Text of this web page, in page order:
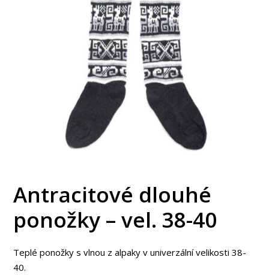
Antracitové dlouhé
ponožky – vel. 38-40
Teplé ponožky s vlnou z alpaky v univerzální velikosti 38-
40.